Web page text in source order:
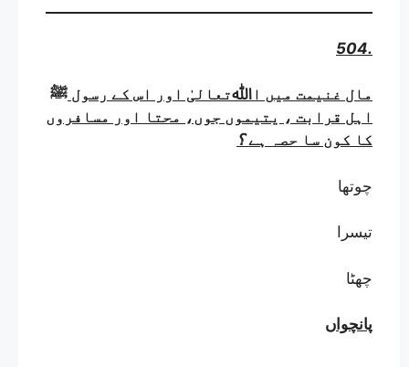
504.
مال غنیمت میں اﷲتعالیٰ اور اس کے رسول ﷺ
اہل قرابت ، یتیموں جوں، محتا اور مسافروں
کا کون سا حصہ ہے؟
چوتھا
تیسرا
چھٹا
پانچواں